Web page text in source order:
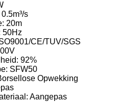
s
20m
50Hz
CE/TUV/SGS
92%
SFW50
Opwekking
Aangepas